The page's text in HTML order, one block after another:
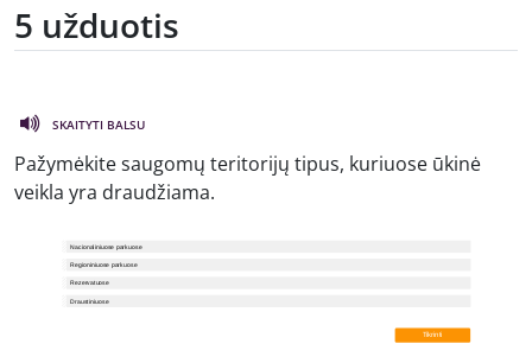
5 užduotis
SKAITYTI BALSU
Pažymėkite saugomų teritorijų tipus, kuriuose ūkinė
veikla yra draudžiama.